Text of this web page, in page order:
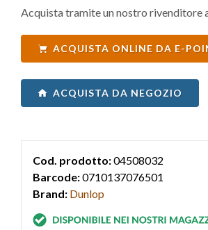
Acquista tramite un nostro rivenditore
ACQUISTA ONLINE DA E-
ACQUISTA DA NEGOZIO
Cod. prodotto:04508032
Barcode:0710137076501
Brand: Dunlop